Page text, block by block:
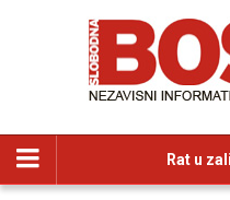
Rat u